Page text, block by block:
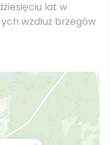
lat w
wzdłuż brzegów